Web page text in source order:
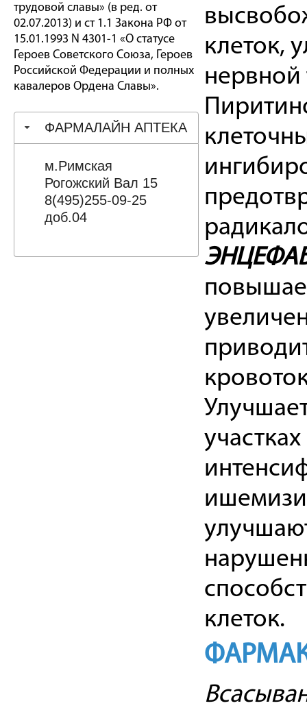
трудовой славы» (в ред. от
02.07.2013) и ст 1.1 Закона РФ от
15.01.1993 N 4301-1 «О статусе
Героев Советского Союза, Героев
Российской Федерации и полных
кавалеров Ордена Славы».
ФАРМАЛАЙН АПТЕКА
м.Римская
Рогожский Вал 15
8(495)255-09-25
доб.04
клеток,
нервной
клеток.